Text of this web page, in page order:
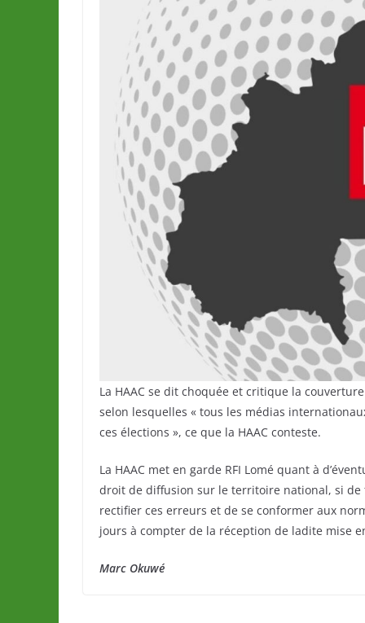
La HAAC se dit choquée et critique la
selon lesquelles « tous les médias
ces élections », ce que la HAAC conteste.
La HAAC met en garde RFI Lomé quant à
droit de diffusion sur le territoire national, si de
rectifier ces erreurs et de se conformer aux
jours à compter de la réception de ladite mise
Marc Okuwé